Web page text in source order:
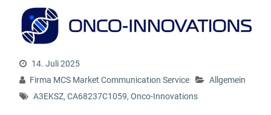
14. Juli 2025
Firma MCS Market Communication Service
Allgemein
A3EKSZ, CA68237C1059, Onco-Innovations